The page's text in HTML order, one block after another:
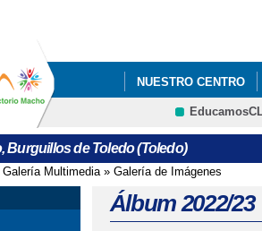
NUESTRO CENTRO
INFÓRMATE
Burguillos de Toledo (Toledo)
usted aquí
Galería Multimedia» Galería de Imágenes
Álbum 2022/23